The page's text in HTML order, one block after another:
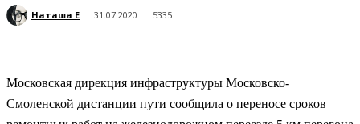
Наташа Е 31.07.2020 5335
Московская дирекция инфраструктуры Московско-
Смоленской дистанции пути сообщила о переносе сроков